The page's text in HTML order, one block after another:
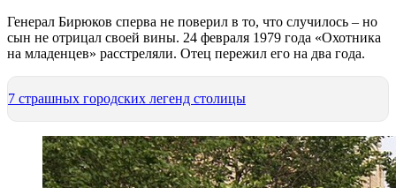
Генерал Бирюков сперва не поверил в то, что случилось – но
сын не отрицал своей вины. 24 февраля 1979 года «Охотника
на младенцев» расстреляли. Отец пережил его на два года.
7 страшных городских легенд столицы